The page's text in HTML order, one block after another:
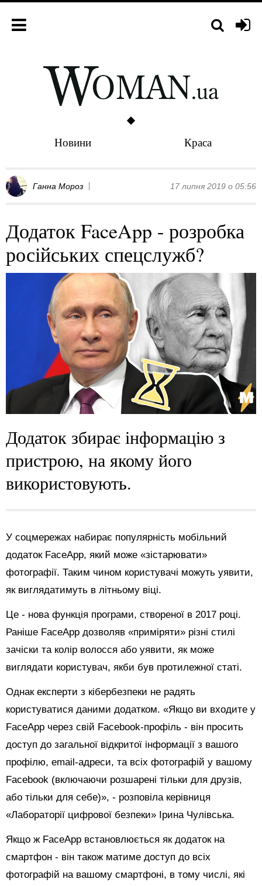
Новини Краса
Ганна Мороз 17 липня 2019 о 05:56
Додаток FaceApp - розробка
російських спецслужб?
Додаток збирає інформацію з
пристрою, на якому його
використовують.
У соцмережах набирає популярність мобільний
додаток FaceApp, який може «зістарювати»
фотографії. Таким чином користувачі можуть уявити,
як виглядатимуть в літньому віці.
Це - нова функція програми, створеної в 2017 році.
Раніше FaceApp дозволяв «приміряти» різні стилі
зачіски та колір волосся або уявити, як може
виглядати користувач, якби був протилежної статі.
Однак експерти з кібербезпеки не радять
користуватися даними додатком. «Якщо ви входите у
FaceApp через свій Facebook-профіль - він просить
доступ до загальної відкритої інформації з вашого
профілю, email-адреси, та всіх фотографій у вашому
Facebook (включаючи розшарені тільки для друзів,
або тільки для себе)», - розповіла керівниця
«Лабораторії цифрової безпеки» Ірина Чулівська.
Якщо ж FaceApp встановлюється як додаток на
смартфон - він також матиме доступ до всіх
фотографій на вашому смартфоні, в тому числі, які